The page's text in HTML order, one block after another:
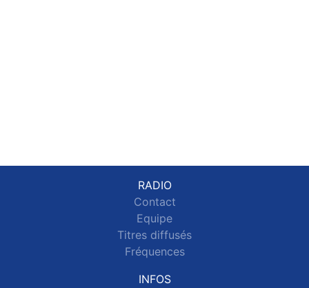
RADIO
Contact
Equipe
Titres diffusés
Fréquences
INFOS